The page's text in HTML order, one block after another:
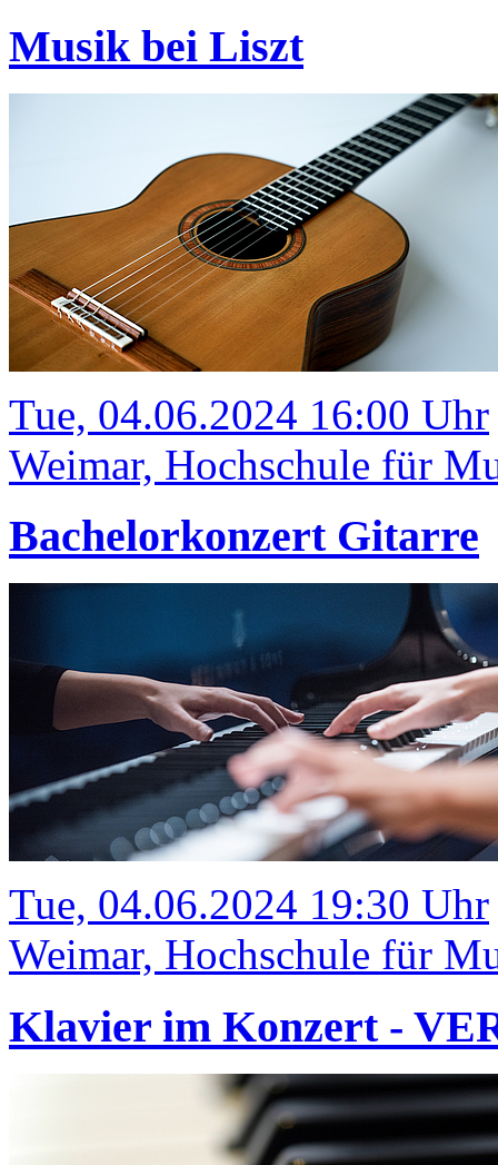
Musik bei Liszt
Tue, 04.06.2024 16:00 Uhr
Weimar, Hochschule für
Bachelorkonzert Gitarre
Tue, 04.06.2024 19:30 Uhr
Weimar, Hochschule für
Klavier im Konzert -